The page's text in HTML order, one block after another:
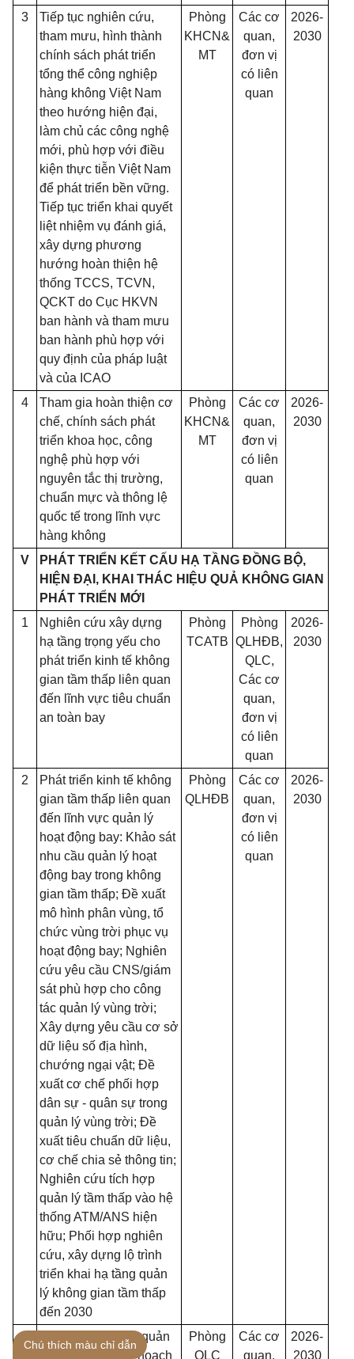
3
Tiếp tục nghiên cứu,
tham mưu, hình thành
chính sách phát triển
tổng thể công nghiệp
hàng không Việt Nam
theo hướng hiện đại,
làm chủ các công nghệ
mới, phù hợp với điều
kiện thực tiễn Việt Nam
để phát triển bền vững.
Tiếp tục triển khai quyết
liệt nhiệm vụ đánh giá,
xây dựng phương
hướng hoàn thiện hệ
thống TCCS, TCVN,
QCKT do Cục HKVN
ban hành và tham mưu
ban hành phù hợp với
quy định của pháp luật
và của ICAO
Phòng
KHCN&
MT
Các cơ
quan,
đơn vị
có liên
quan
2026-
2030
4
Tham gia hoàn thiện cơ
chế, chính sách phát
triển khoa học, công
nghệ phù hợp với
nguyên tắc thị trường,
chuẩn mực và thông lệ
quốc tế trong lĩnh vực
hàng không
Phòng
KHCN&
MT
Các cơ
quan,
đơn vị
có liên
quan
2026-
2030
V
PHÁT TRIỂN KẾT CẤU HẠ TẦNG ĐỒNG BỘ,
HIỆN ĐẠI, KHAI THÁC HIỆU QUẢ KHÔNG GIAN
PHÁT TRIỂN MỚI
1
Nghiên cứu xây dựng
hạ tầng trọng yếu cho
phát triển kinh tế không
gian tầm thấp liên quan
đến lĩnh vực tiêu chuẩn
an toàn bay
Phòng
TCATB
Phòng
QLHĐB,
QLC,
Các cơ
quan,
đơn vị
có liên
quan
2026-
2030
2
Phát triển kinh tế không
gian tầm thấp liên quan
đến lĩnh vực quản lý
hoạt động bay: Khảo sát
nhu cầu quản lý hoạt
động bay trong không
gian tầm thấp; Đề xuất
mô hình phân vùng, tổ
chức vùng trời phục vụ
hoạt động bay; Nghiên
cứu yêu cầu CNS/giám
sát phù hợp cho công
tác quản lý vùng trời;
Xây dựng yêu cầu cơ sở
dữ liệu số địa hình,
chướng ngại vật; Đề
xuất cơ chế phối hợp
dân sự - quân sự trong
quản lý vùng trời; Đề
xuất tiêu chuẩn dữ liệu,
cơ chế chia sẻ thông tin;
Nghiên cứu tích hợp
quản lý tầm thấp vào hệ
thống ATM/ANS hiện
hữu; Phối hợp nghiên
cứu, xây dựng lộ trình
triển khai hạ tầng quản
lý không gian tầm thấp
đến 2030
Phòng
QLHĐB
Các cơ
quan,
đơn vị
có liên
quan
2026-
2030
Tiếp tục triển khai quản
lý, thực hiện Quy hoạch
Phòng
QLC
Các cơ
quan,
2026-
2030
Chú thích màu chỉ dẫn